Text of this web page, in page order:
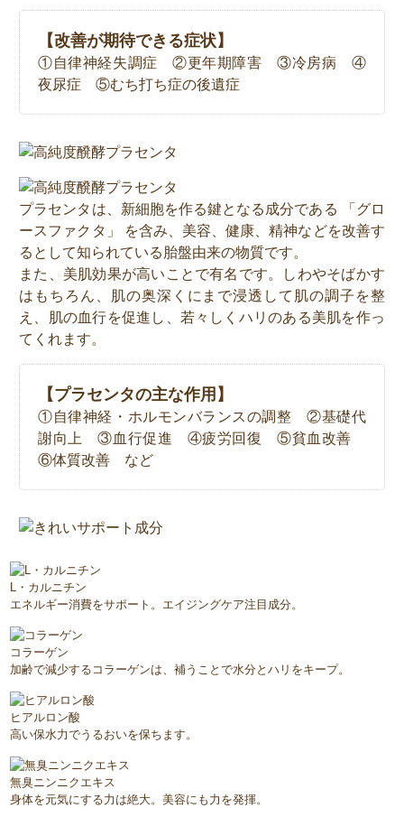
【改善が期待できる症状】
①自律神経失調症 ②更年期障害 ③冷房病 ④
夜尿症 ⑤むち打ち症の後遺症
プラセンタは、新細胞を作る鍵となる成分である 「グロ
ースファクタ」 を含み、美容、健康、精神などを改善す
るとして知られている胎盤由来の物質です。
また、美肌効果が高いことで有名です。しわやそばかす
はもちろん、肌の奥深くにまで浸透して肌の調子を整
え、肌の血行を促進し、若々しくハリのある美肌を作っ
てくれます。
【プラセンタの主な作用】
①自律神経・ホルモンバランスの調整 ②基礎代
謝向上 ③血行促進 ④疲労回復 ⑤貧血改善
⑥体質改善 など
L・カルニチン
エネルギー消費をサポート。エイジングケア注目成分。
コラーゲン
加齢で減少するコラーゲンは、補うことで水分とハリをキープ。
ヒアルロン酸
高い保水力でうるおいを保ちます。
無臭ニンニクエキス
身体を元気にする力は絶大。美容にも力を発揮。